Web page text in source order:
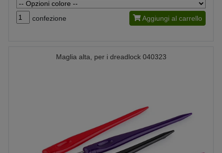
confezione Aggiungi al carrello
Maglia alta, per i dreadlock 040323